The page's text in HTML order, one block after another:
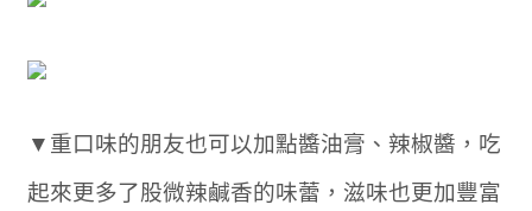
▼重口味的朋友也可以加點醬油膏、辣椒醬，吃
起來更多了股微辣鹹香的味蕾，滋味也更加豐富